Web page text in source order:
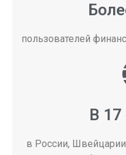
пользователей
В 17
в России,